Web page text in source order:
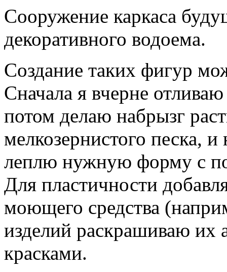
Сооружение каркаса
декоративного водоема.
Создание таких фигур
Сначала я вчерне
потом делаю набрызг
мелкозернистого песка,
леплю нужную форму с
Для пластичности
моющего средства
изделий раскрашиваю
красками.